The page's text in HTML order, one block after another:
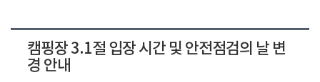
캠핑장 3.1절 입장 시간 및 안전점검의 날 변
경 안내